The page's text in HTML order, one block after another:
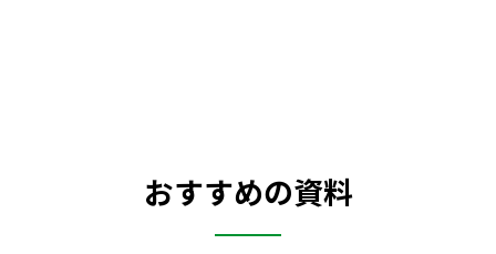
おすすめの資料